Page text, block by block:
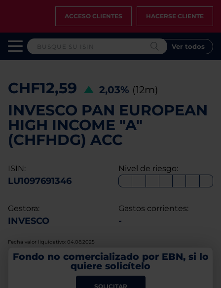
ACCESO CLIENTES HACERSE CLIENTE
Ver todos
CHF12,59 2,03% (12m)
INVESCO PAN EUROPEAN
HIGH INCOME "A"
(CHFHDG) ACC
ISIN:
LU1097691346
Nivel de riesgo:
Gestora:
INVESCO
Gastos corrientes:
-
Fecha valor liquidativo: 04.08.2025
Fondo no comercializado por EBN, si lo
quiere solicítelo
SOLICITAR